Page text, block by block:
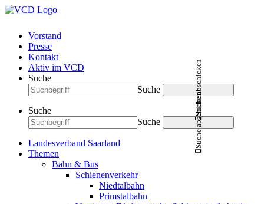
Vorstand
Presse
Kontakt
Aktiv im VCD
Suche
Suche
Suche abschicken
Suche
Suche
Suche abschicken
Landesverband Saarland
Themen
Bahn & Bus
Schienenverkehr
Niedtalbahn
Primstalbahn